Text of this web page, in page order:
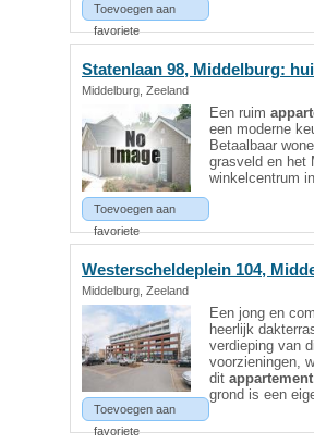
Toevoegen aan
favoriete
Statenlaan 98, Middelburg:
Middelburg, Zeeland
Toevoegen aan
favoriete
Een ruim
een moderne
Betaalbaar
grasveld en het
winkelcentrum
Westerscheldeplein 104,
Middelburg, Zeeland
Toevoegen aan
favoriete
Een jong en
heerlijk
verdieping van
voorzieningen,
ditappartement
grond is een